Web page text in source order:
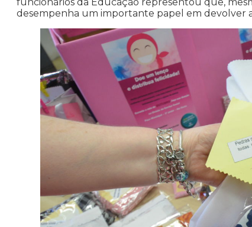
desempenha um importante papel em devolver